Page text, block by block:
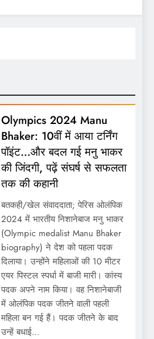
Olympics 2024 Manu
Bhaker: 10वीं में आया टर्निंग
पॉइंट…और बदल गई मनु भाकर
की जिंदगी, पढ़ें संघर्ष से सफलता
तक की कहानी
बतकही/खेल संवाददाता; पेरिस ओलंपिक
2024 में भारतीय निशानेबाज मनु भाकर
(Olympic medalist Manu Bhaker
biography) ने देश को पहला पदक
दिलाया। उन्होंने महिलाओं की 10 मीटर
एयर पिस्टल स्पर्धा में बाजी मारी। कांस्य
पदक अपने नाम किया। वह निशानेबाजी
में ओलंपिक पदक जीतने वाली पहली
महिला बन गई हैं। पदक जीतने के बाद
उन्हें बधाई…